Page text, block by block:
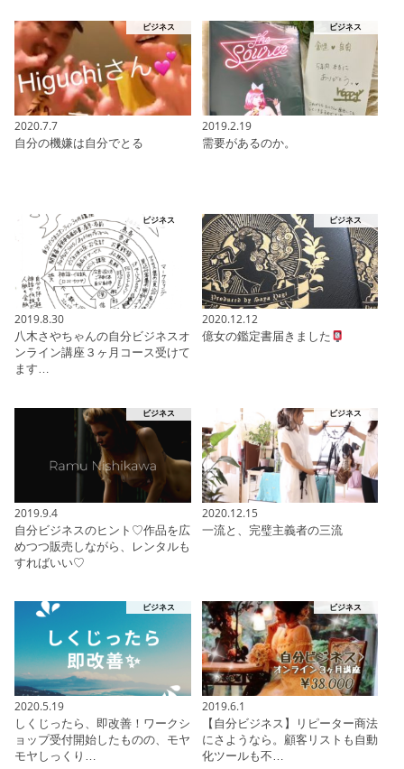
ビジネス
2020.7.7
自分の機嫌は自分でとる
ビジネス
2019.2.19
需要があるのか。
ビジネス
2019.8.30
八木さやちゃんの自分ビジネスオ
ンライン講座３ヶ月コース受けて
ます…
ビジネス
2020.12.12
億女の鑑定書届きました
ビジネス
2019.9.4
自分ビジネスのヒント♡作品を広
めつつ販売しながら、レンタルも
すればいい♡
ビジネス
2020.12.15
一流と、完璧主義者の三流
ビジネス
2020.5.19
しくじったら、即改善！ワークシ
ョップ受付開始したものの、モヤ
モヤしっくり…
ビジネス
2019.6.1
【自分ビジネス】リピーター商法
にさようなら。顧客リストも自動
化ツールも不…